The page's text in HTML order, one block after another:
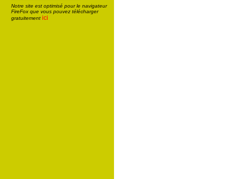
Notre site est optimisé pour le navigateur
FireFox que vous pouvez télécharger
gratuitement ici